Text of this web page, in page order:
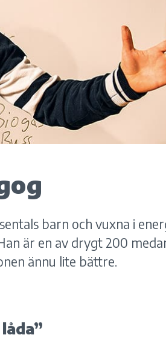
barn och vuxna i
är en av drygt 200
ännu lite bättre.